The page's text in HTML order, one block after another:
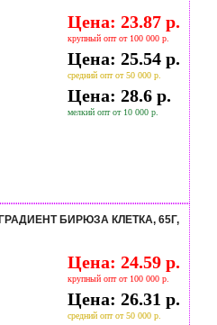
Цена: 23.87 р.
крупный опт от 100 000 р.
Цена: 25.54 р.
средний опт от 50 000 р.
Цена: 28.6 р.
мелкий опт от 10 000 р.
БИРЮЗА КЛЕТКА, 65Г,
Цена: 24.59 р.
крупный опт от 100 000 р.
Цена: 26.31 р.
средний опт от 50 000 р.